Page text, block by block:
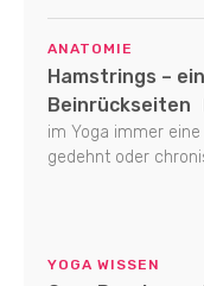
ANATOMIE
Hamstrings –
Beinrückseiten
im Yoga immer
gedehnt oder
YOGA WISSEN